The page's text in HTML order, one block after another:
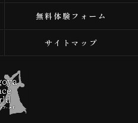
無料体験フォーム
サイトマップ